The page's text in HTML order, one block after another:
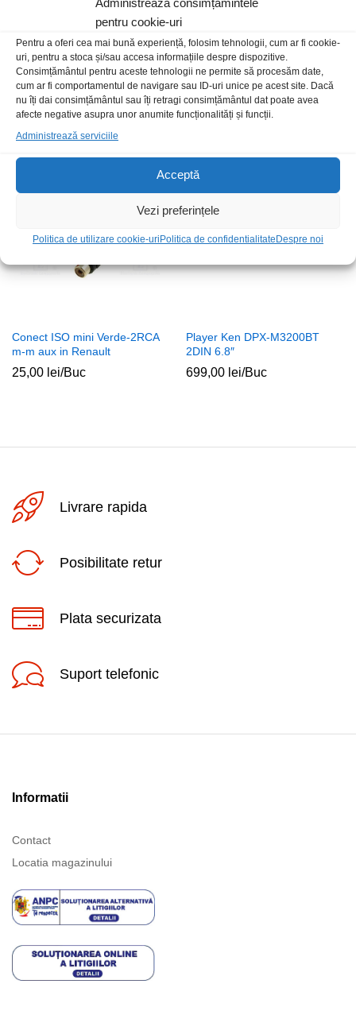
pentru cookie-uri
Pentru a oferi cea mai bună experiență, folosim tehnologii, cum ar fi cookie-
uri, pentru a stoca și/sau accesa informațiile despre dispozitive.
Consimțământul pentru aceste tehnologii ne permite să procesăm date,
cum ar fi comportamentul de navigare sau ID-uri unice pe acest site. Dacă
nu îți dai consimțământul sau îți retragi consimțământul dat poate avea
afecte negative asupra unor anumite funcționalități și funcții.
Administrează serviciile
Acceptă
Vezi preferințele
Politica de utilizare cookie-uriPolitica de confidentialitateDespre noi
Conector ISO NoName 20P Kit cablu 10mm LK10
Stoc epuizat
Conect ISO mini Verde-2RCA
m-m aux in Renault
25,00 lei/Buc
Player Ken DPX-M3200BT
2DIN 6.8″
699,00 lei/Buc
Livrare rapida
Posibilitate retur
Plata securizata
Suport telefonic
Informatii
Contact
Locatia magazinului